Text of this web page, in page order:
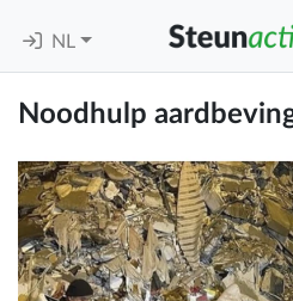
NL
Noodhulp